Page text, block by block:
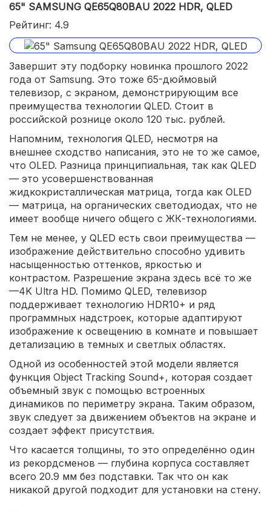
65" SAMSUNG QE65Q80BAU 2022 HDR, QLED
Рейтинг: 4.9
Завершит эту подборку новинка прошлого 2022
года от Samsung. Это тоже 65-дюймовый
телевизор, с экраном, демонстрирующим все
преимущества технологии QLED. Стоит в
российской рознице около 120 тыс. рублей.
Напомним, технология QLED, несмотря на
внешнее сходство написания, это не то же самое,
что OLED. Разница принципиальная, так как QLED
— это усовершенствованная
жидкокристаллическая матрица, тогда как OLED
— матрица, на органических светодиодах, что не
имеет вообще ничего общего с ЖК-технологиями.
Тем не менее, у QLED есть свои преимущества —
изображение действительно способно удивить
насыщенностью оттенков, яркостью и
контрастом. Разрешение экрана здесь всё то же
—4K Ultra HD. Помимо QLED, телевизор
поддерживает технологию HDR10+ и ряд
программных надстроек, которые адаптируют
изображение к освещению в комнате и повышает
детализацию в темных и светлых областях.
Одной из особенностей этой модели является
функция Object Tracking Sound+, которая создает
объемный звук с помощью встроенных
динамиков по периметру экрана. Таким образом,
звук следует за движением объектов на экране и
создает эффект присутствия.
Что касается толщины, то это определённо один
из рекордсменов — глубина корпуса составляет
всего 20.9 мм без подставки. Так что он как
никакой другой подходит для установки на стену.